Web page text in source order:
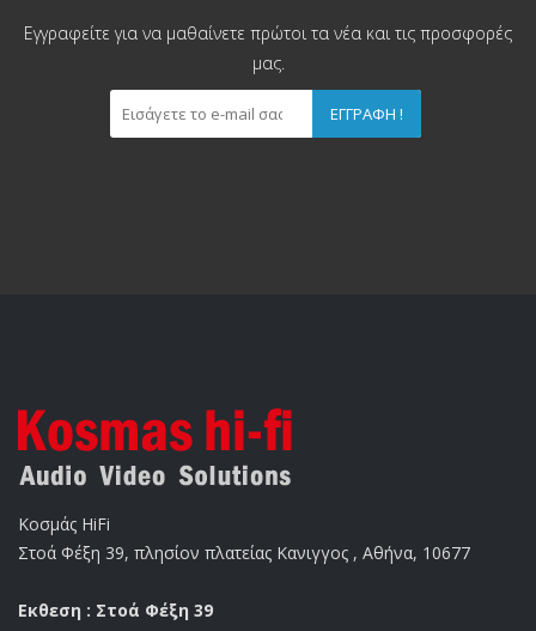
Εγγραφείτε για να μαθαίνετε πρώτοι τα νέα και τις προσφορές
μας.
ΕΓΓΡΑΦΉ !
Κοσμάς HiFi
Στοά Φέξη 39, πλησίον πλατείας Κανιγγος , Αθήνα, 10677
Εκθεση : Στοά Φέξη 39